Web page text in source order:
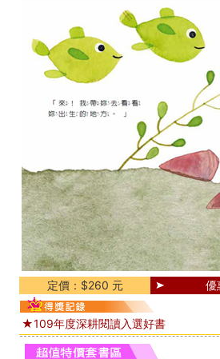
定價：$260 元 優
★109年度深耕閱讀入選好書